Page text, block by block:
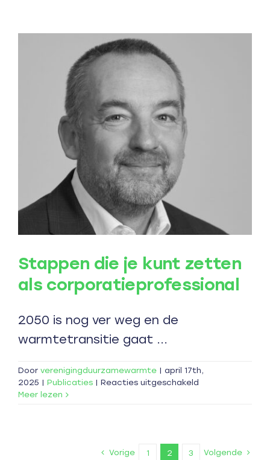
Stappen die je kunt zetten
als corporatieprofessional
2050 is nog ver weg en de
warmtetransitie gaat ...
Door verenigingduurzamewarmte | april 17th,
2025 | Publicaties | Reacties uitgeschakeld
als
Meer lezen
Vorige 1 2 3 Volgende